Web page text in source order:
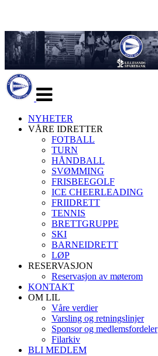
navigasjon
NYHETER
VÅRE IDRETTER
FOTBALL
TURN
HÅNDBALL
SVØMMING
FRISBEEGOLF
ICE CHEERLEADING
FRIIDRETT
TENNIS
BRETTGRUPPE
SKI
BARNEIDRETT
LØP
RESERVASJON
Reservasjon av møterom
KONTAKT
OM LIL
Våre verdier
Varsling og retningslinjer
Sponsor og medlemsfordeler
Filarkiv
BLI MEDLEM